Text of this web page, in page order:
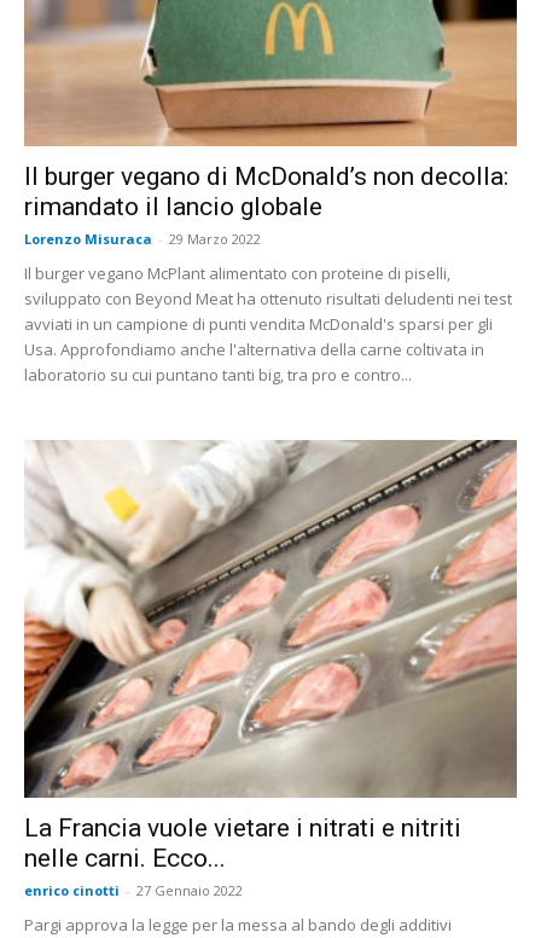
Il burger vegano di McDonald’s non decolla:
rimandato il lancio globale
Lorenzo Misuraca - 29 Marzo 2022
Il burger vegano McPlant alimentato con proteine ​​di piselli,
sviluppato con Beyond Meat ha ottenuto risultati deludenti nei test
avviati in un campione di punti vendita McDonald's sparsi per gli
Usa. Approfondiamo anche l'alternativa della carne coltivata in
laboratorio su cui puntano tanti big, tra pro e contro...
La Francia vuole vietare i nitrati e nitriti
nelle carni. Ecco...
enrico cinotti - 27 Gennaio 2022
Pargi approva la legge per la messa al bando degli additivi